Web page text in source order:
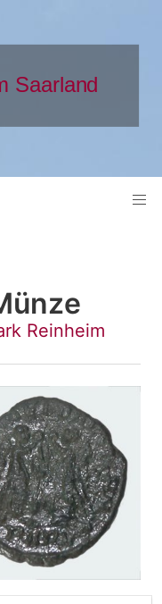
Reinheim